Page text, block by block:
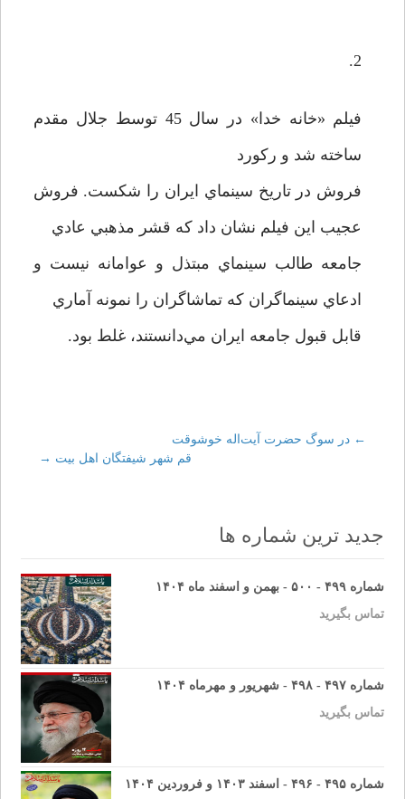
2.
فيلم «خانه خدا» در سال 45 توسط جلال مقدم
ساخته شد و ركورد
فروش در تاريخ سينماي ايران را شکست. فروش
عجيب اين فيلم نشان داد كه قشر مذهبي عادي
جامعه طالب سينماي مبتذل و عوامانه نيست و
ادعاي سينماگران كه تماشاگران را نمونه آماري
قابل قبول جامعه ايران مي‌دانستند، غلط بود.
Post
← در سوگ حضرت آیت‌اله خوشوقت
قم شهر شیفتگان اهل بیت →
جدید ترین شماره ها
شماره ۴۹۹ - ۵۰۰ - بهمن و اسفند ماه ۱۴۰۴
تماس بگیرید
شماره ۴۹۷ - ۴۹۸ - شهریور و مهرماه ۱۴۰۴
تماس بگیرید
شماره ۴۹۵ - ۴۹۶ - اسفند ۱۴۰۳ و فروردین ۱۴۰۴